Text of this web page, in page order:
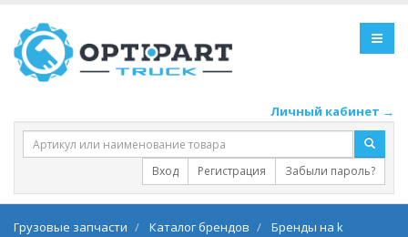
Личный кабинет →
Вход Регистрация Забыли пароль?
Грузовые запчасти Каталог брендов
Бренды на k